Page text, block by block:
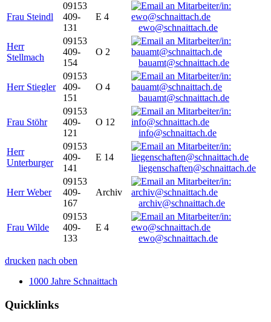
Frau Steindl
09153
409-
131
E 4
ewo@schnaittach.de
Herr
Stellmach
09153
409-
154
O 2
bauamt@schnaittach.de
Herr Stiegler
09153
409-
151
O 4
bauamt@schnaittach.de
Frau Stöhr
09153
409-
121
O 12
info@schnaittach.de
Herr
Unterburger
09153
409-
141
E 14
liegenschaften@schnaittach.de
Herr Weber
09153
409-
167
Archiv
archiv@schnaittach.de
Frau Wilde
09153
409-
133
E 4
ewo@schnaittach.de
drucken nach oben
1000 Jahre Schnaittach
Quicklinks